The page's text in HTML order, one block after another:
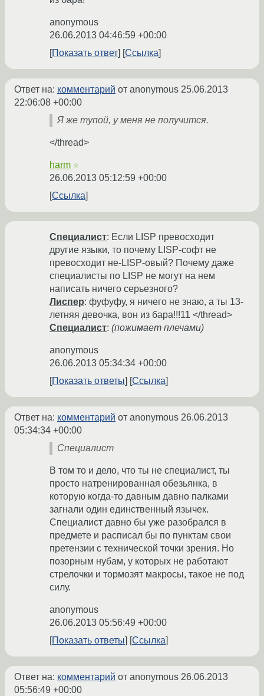
anonymous
26.06.2013 04:46:59 +00:00
Показать ответ
Ссылка
Ответ на: комментарий от anonymous 25.06.2013
22:06:08 +00:00
Я же тупой, у меня не получится.
</thread>
harm ☆
26.06.2013 05:12:59 +00:00
Ссылка
Специалист: Если LISP превосходит
другие языки, то почему LISP-софт не
превосходит не-LISP-овый? Почему даже
специалисты по LISP не могут на нем
написать ничего серьезного?
Лиспер: фуфуфу, я ничего не знаю, а ты 13-
летняя девочка, вон из бара!!!11 </thread>
Специалист: (пожимает плечами)
anonymous
26.06.2013 05:34:34 +00:00
Показать ответы
Ссылка
Ответ на: комментарий от anonymous 26.06.2013
05:34:34 +00:00
Специалист
В том то и дело, что ты не специалист, ты
просто натренированная обезьянка, в
которую когда-то давным давно палками
загнали один единственный язычек.
Специалист давно бы уже разобрался в
предмете и расписал бы по пунктам свои
претензии с технической точки зрения. Но
позорным нубам, у которых не работают
стрелочки и тормозят макросы, такое не под
силу.
anonymous
26.06.2013 05:56:49 +00:00
Показать ответы
Ссылка
Ответ на: комментарий от anonymous 26.06.2013
05:56:49 +00:00